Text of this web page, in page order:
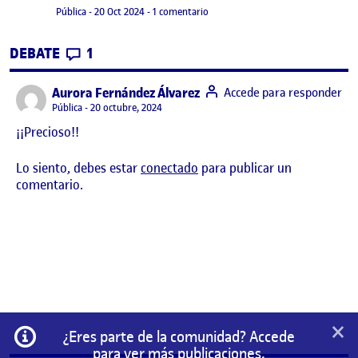
Visibilidad:
Pública-Fecha de publicación
20 Oct 202420 octubre, 2024 9:15 pm
-1 comentario
DEBATE CONTRIBUTIONS
1
Aurora Fernández Álvarezsays:
Visibilidad:
Pública 20 octubre, 2024
¡¡Precioso!!
Accede para responder
Lo siento, debes estarconectado para publicar un
comentario.
Información
¿Eres parte de la comunidad? Accede
para ver más publicaciones.
×